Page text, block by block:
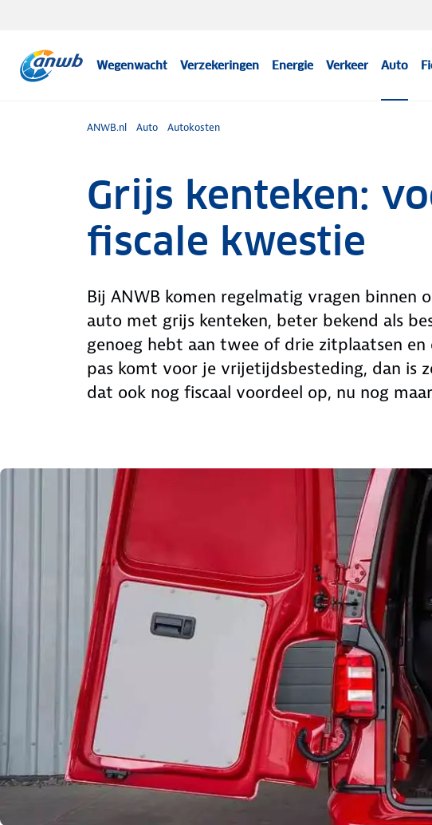
Wegenwacht Verzekeringen Energie Verkeer Auto
ANWB.nl Auto Autokosten
Grijs kenteken:
fiscale kwestie
Bij ANWB komen regelmatig vragen binnen
auto met grijs kenteken, beter bekend als
genoeg hebt aan twee of drie zitplaatsen
pas komt voor je vrijetijdsbesteding, dan is
dat ook nog fiscaal voordeel op, nu nog